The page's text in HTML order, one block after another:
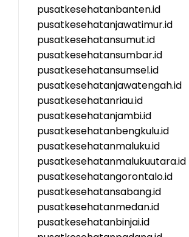
pusatkesehatanbanten.id
pusatkesehatanjawatimur.id
pusatkesehatansumut.id
pusatkesehatansumbar.id
pusatkesehatansumsel.id
pusatkesehatanjawatengah.id
pusatkesehatanriau.id
pusatkesehatanjambi.id
pusatkesehatanbengkulu.id
pusatkesehatanmaluku.id
pusatkesehatanmalukuutara.id
pusatkesehatangorontalo.id
pusatkesehatansabang.id
pusatkesehatanmedan.id
pusatkesehatanbinjai.id